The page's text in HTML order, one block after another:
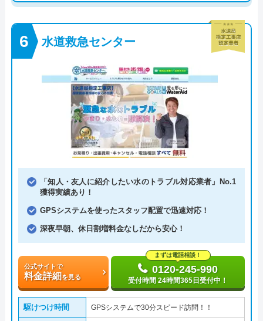
水道救急センター
「知人・友人に紹介したい水のトラブル対応業者」No.1
獲得実績あり！
GPSシステムを使ったスタッフ配置で迅速対応！
深夜早朝、休日割増料金なしだから安心！
公式サイトで
料金詳細を見る
まずは電話相談！
0120-245-990
受付時間 24時間365日受付中！
駆けつけ時間 GPSシステムで30分スピード訪問！！